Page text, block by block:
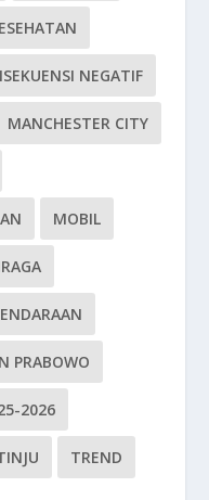
NEGATIF
MANCHESTER CITY
MOBIL
PRABOWO
2026
TREND